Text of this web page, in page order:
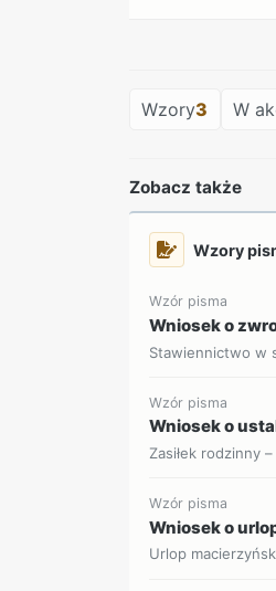
Wzory3 W
Zobacz także
Wzory
Wzór pisma
Wniosek o
Stawiennictwo w
Wzór pisma
Wniosek o
Zasiłek rodzinny
Wzór pisma
Wniosek o
Urlop